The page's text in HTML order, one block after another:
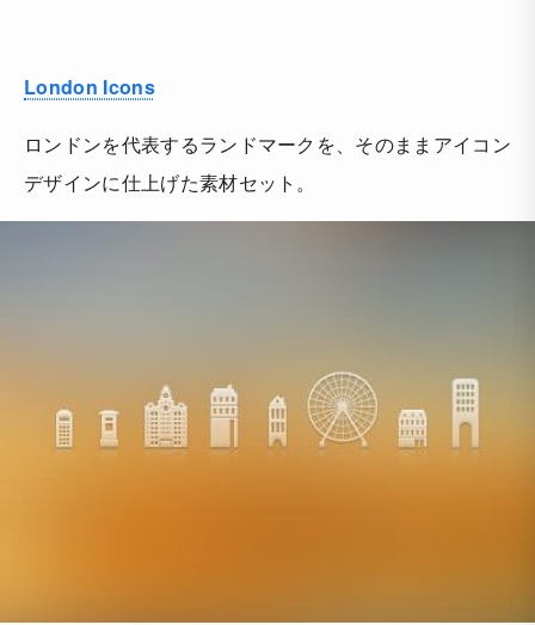
London Icons
ロンドンを代表するランドマークを、そのままアイコン
デザインに仕上げた素材セット。